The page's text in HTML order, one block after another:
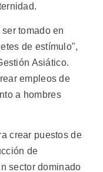
tomado en
de estímulo",
Asiático.
empleos de
a hombres
crear puestos de
de
sector dominado